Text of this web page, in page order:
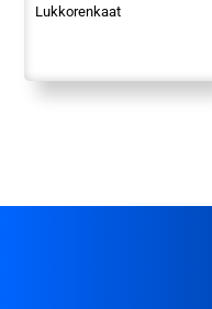
Lukkorenkaat